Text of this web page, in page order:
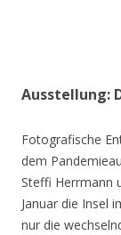
Ausstellung:
Fotografische
dem
Steffi Herrmann
Januar die Insel
nur die